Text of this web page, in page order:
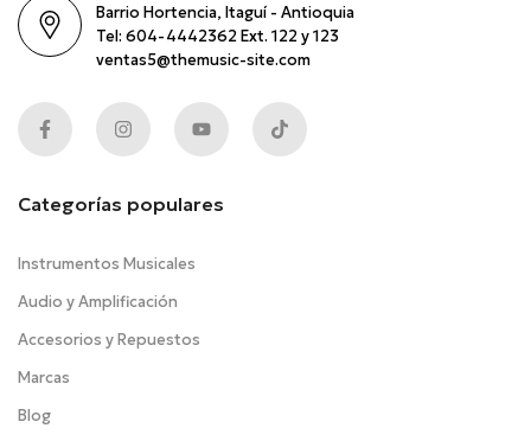
Barrio Hortencia, Itaguí - Antioquia
Tel: 604-4442362 Ext. 122 y 123
ventas5@themusic-site.com
Categorías populares
Instrumentos Musicales
Audio y Amplificación
Accesorios y Repuestos
Marcas
Blog